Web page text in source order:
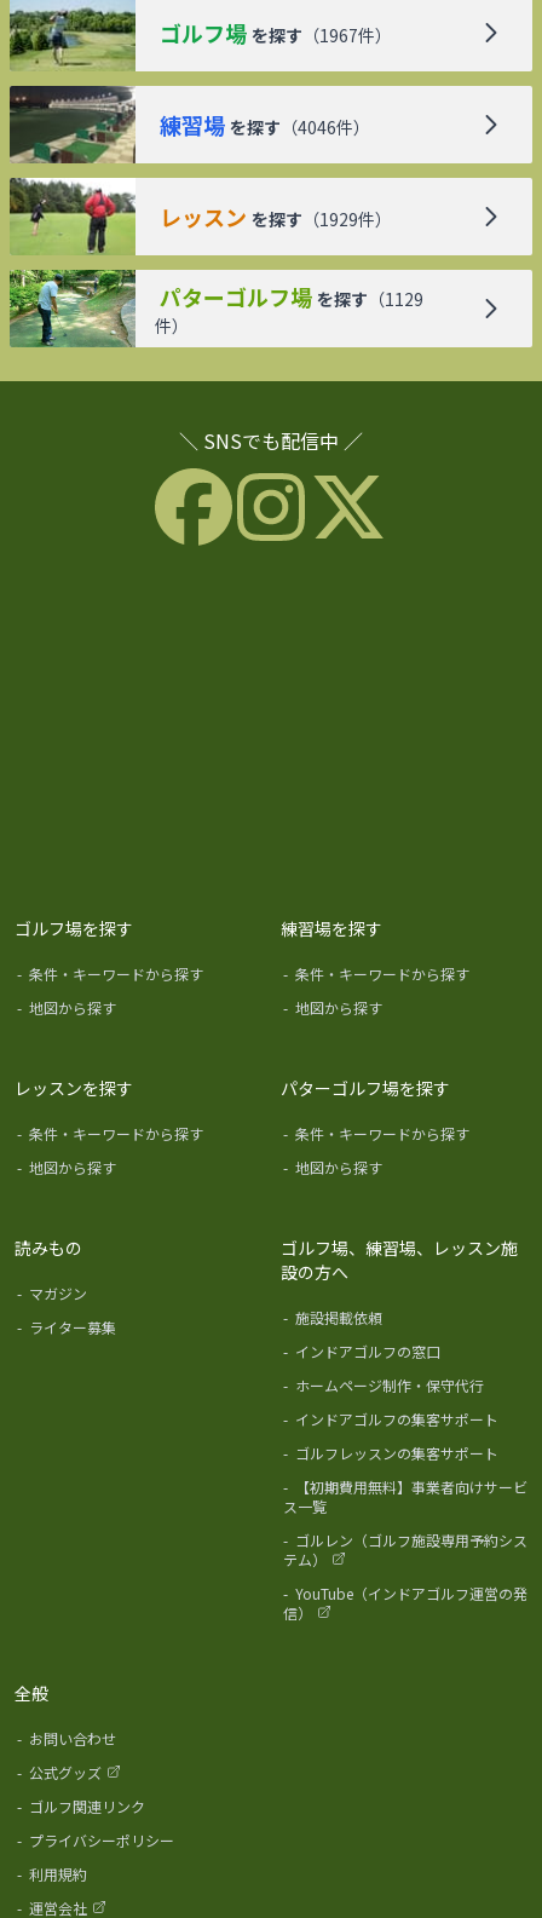
ゴルフ場 を探す （1967件）
練習場 を探す （4046件）
レッスン を探す （1929件）
パターゴルフ場 を探す （1129
件）
＼ SNSでも配信中 ／
ゴルフ場を探す
- 条件・キーワードから探す
- 地図から探す
練習場を探す
- 条件・キーワードから探す
- 地図から探す
レッスンを探す
- 条件・キーワードから探す
- 地図から探す
パターゴルフ場を探す
- 条件・キーワードから探す
- 地図から探す
読みもの
- マガジン
- ライター募集
ゴルフ場、練習場、レッスン施
設の方へ
- 施設掲載依頼
- インドアゴルフの窓口
- ホームページ制作・保守代行
- インドアゴルフの集客サポート
- ゴルフレッスンの集客サポート
-
【初期費用無料】事業者向けサービ
ス一覧
- ゴルレン（ゴルフ施設専用予約シス
テム）
- YouTube（インドアゴルフ運営の発
信）
全般
- お問い合わせ
- 公式グッズ
- ゴルフ関連リンク
- プライバシーポリシー
- 利用規約
- 運営会社